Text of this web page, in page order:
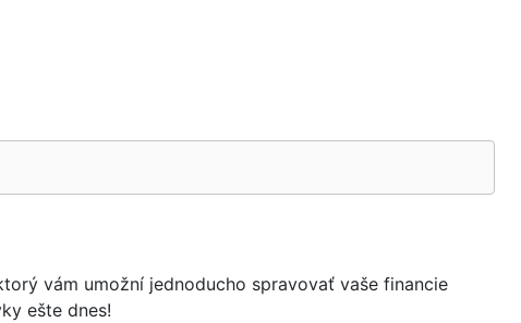
vám umožní jednoducho spravovať vaše financie
ešte dnes!